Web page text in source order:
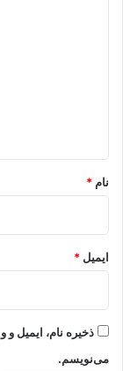
نام *
ایمیل *
ذخیره نام، ایمیل
می‌نویسم.